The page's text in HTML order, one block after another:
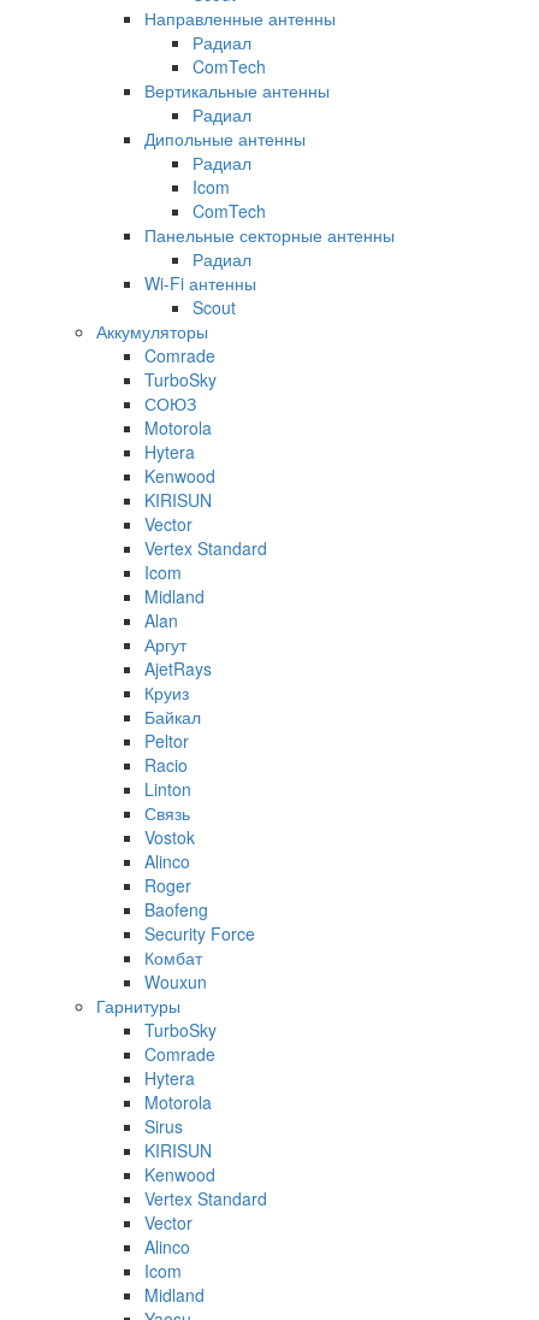
Направленные антенны
Радиал
ComTech
Вертикальные антенны
Радиал
Дипольные антенны
Радиал
Icom
ComTech
Панельные секторные антенны
Радиал
Wi-Fi антенны
Scout
Аккумуляторы
Comrade
TurboSky
СОЮЗ
Motorola
Hytera
Kenwood
KIRISUN
Vector
Vertex Standard
Icom
Midland
Alan
Аргут
AjetRays
Круиз
Байкал
Peltor
Racio
Linton
Связь
Vostok
Alinco
Roger
Baofeng
Security Force
Комбат
Wouxun
Гарнитуры
TurboSky
Comrade
Hytera
Motorola
Sirus
KIRISUN
Kenwood
Vertex Standard
Vector
Alinco
Icom
Midland